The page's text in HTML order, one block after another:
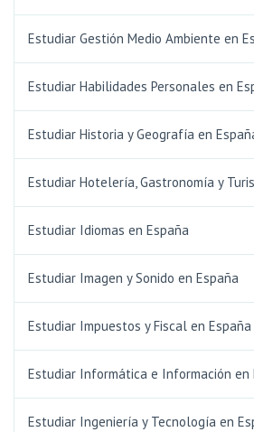
Estudiar Gestión Medio Ambiente en
Estudiar Habilidades Personales en
Estudiar Historia y Geografía en
Estudiar Hotelería, Gastronomía y
Estudiar Idiomas en España
Estudiar Imagen y Sonido en España
Estudiar Impuestos y Fiscal en España
Estudiar Informática e Información en
Estudiar Ingeniería y Tecnología en